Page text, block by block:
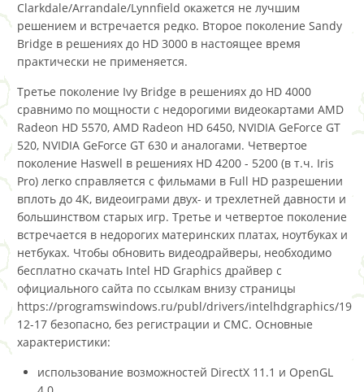
Clarkdale/Arrandale/Lynnfield окажется не лучшим
решением и встречается редко. Второе поколение Sandy
Bridge в решениях до HD 3000 в настоящее время
практически не применяется.
Третье поколение Ivy Bridge в решениях до HD 4000
сравнимо по мощности с недорогими видеокартами AMD
Radeon HD 5570, AMD Radeon HD 6450, NVIDIA GeForce GT
520, NVIDIA GeForce GT 630 и аналогами. Четвертое
поколение Haswell в решениях HD 4200 - 5200 (в т.ч. Iris
Pro) легко справляется с фильмами в Full HD разрешении
вплоть до 4К, видеоиграми двух- и трехлетней давности и
большинством старых игр. Третье и четвертое поколение
встречается в недорогих материнских платах, ноутбуках и
нетбуках. Чтобы обновить видеодрайверы, необходимо
бесплатно скачать Intel HD Graphics драйвер с
официального сайта по ссылкам внизу страницы
https://programswindows.ru/publ/drivers/intelhdgraphics/19-
12-17 безопасно, без регистрации и СМС. Основные
характеристики:
использование возможностей DirectX 11.1 и OpenGL